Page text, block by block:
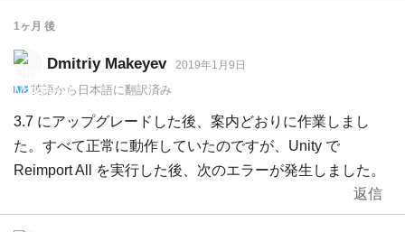
1ヶ月 後
Dmitriy Makeyev 2019年1月9日
英語から 日本語に翻訳済み
3.7 にアップグレードした後、案内どおりに作業しまし
た。すべて正常に動作していたのですが、Unity で
Reimport All を実行した後、次のエラーが発生しました。
返信